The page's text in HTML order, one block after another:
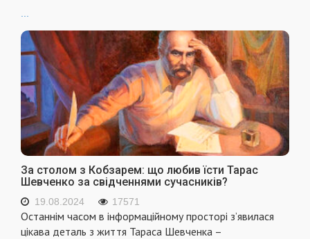
...
За столом з Кобзарем: що любив їсти Тарас
Шевченко за свідченнями сучасників?
19.08.2024 17571
Останнім часом в інформаційному просторі з’явилася
цікава деталь з життя Тараса Шевченка –